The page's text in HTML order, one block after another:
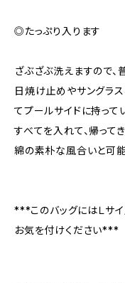
◎たっぷり入ります
ざぶざぶ洗えますので、
日焼け止めやサングラ
てプールサイドに持って
すべてを入れて、帰って
綿の素朴な風合いと可能
***このバッグにはＬサ
お気を付けください***